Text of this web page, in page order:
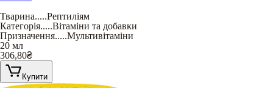
Тварина.....Рептиліям
Категорія.....Вітаміни та добавки
Призначення.....Мультивітаміни
20 мл
306,80₴
Купити